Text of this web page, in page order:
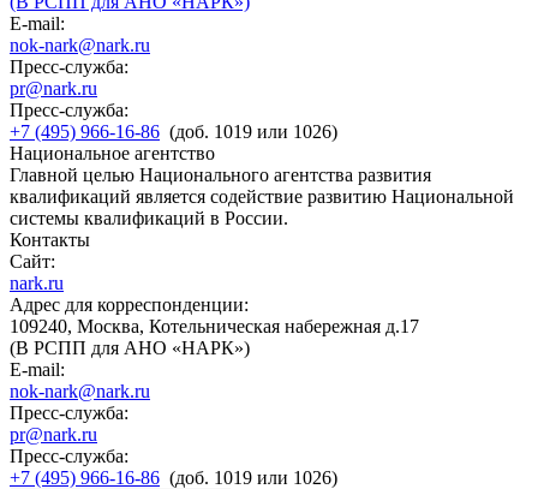
E-mail:
nok-nark@nark.ru
Пресс-служба:
pr@nark.ru
Пресс-служба:
+7 (495) 966-16-86 (доб. 1019 или 1026)
Национальное агентство
Главной целью Национального агентства развития
квалификаций является содействие развитию Национальной
системы квалификаций в России.
Контакты
Сайт:
nark.ru
Адрес для корреспонденции:
109240, Москва, Котельническая набережная д.17
(В РСПП для АНО «НАРК»)
E-mail:
nok-nark@nark.ru
Пресс-служба:
pr@nark.ru
Пресс-служба:
+7 (495) 966-16-86 (доб. 1019 или 1026)